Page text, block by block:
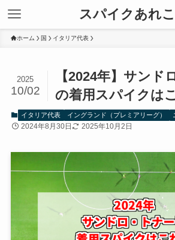
スパイクあれ
ホーム 国 イタリア代表
【2024年】サンド
の着用スパイクは
2025
10/02
イタリア代表 イングランド（プレミアリーグ）
2024年8月30日 2025年10月2日